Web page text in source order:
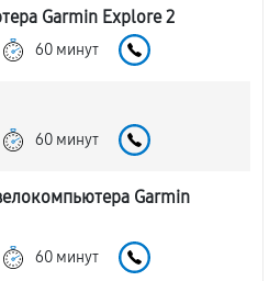
Garmin Explore 2
60 минут
60 минут
Garmin
60 минут